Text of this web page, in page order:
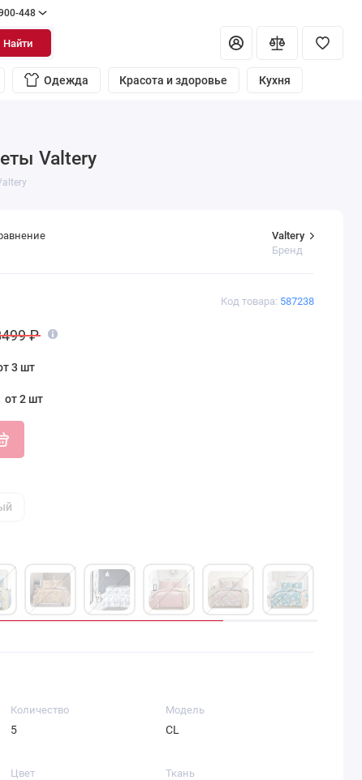
448
Найти
Одежда Красота и здоровье Кухня
Valtery
Код товара: 587238
Valtery
Бренд
₽
3 шт
от 2 шт
Количество
5
Модель
CL
Цвет Ткань